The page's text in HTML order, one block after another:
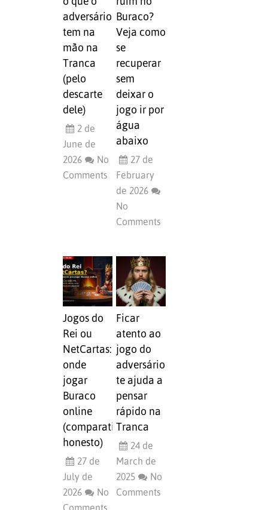
adversário
tem na
mão na
Tranca
(pelo
descarte
dele)
2 de
June de
2026
No
Comments
Buraco?
Veja como
se
recuperar
sem
deixar o
jogo ir por
água
abaixo
27 de
February
de 2026
No
Comments
Jogos do
Rei ou
NetCartas:
onde
jogar
Buraco
online
(comparativo
honesto)
27 de
July de
2026
No
Comments
Ficar
atento ao
jogo do
adversário
te ajuda a
pensar
rápido na
Tranca
24 de
March de
2025
No
Comments